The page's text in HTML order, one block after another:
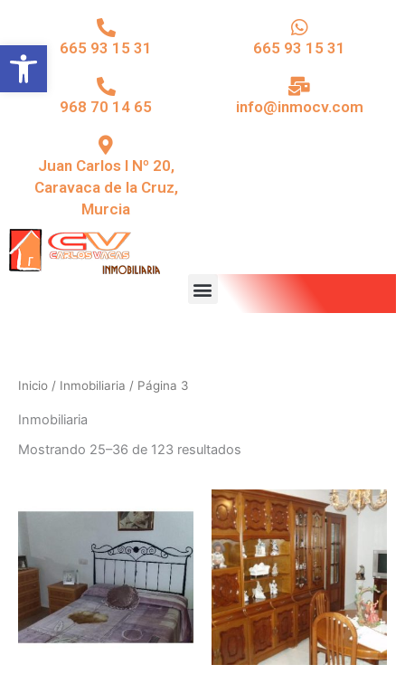
Abrir barra de herramientas
contenido665 93 15 31 665 93 15 31
968 70 14 65 info@inmocv.com
Juan Carlos I Nº 20,
Caravaca de la Cruz,
Murcia
Menu
Inicio / Inmobiliaria / Página 3
Inmobiliaria
Mostrando 25–36 de 123 resultados